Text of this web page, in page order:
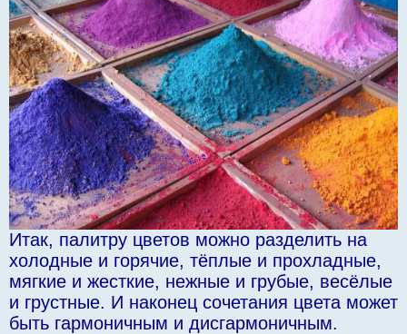
Итак, палитру цветов можно разделить на
холодные и горячие, тёплые и прохладные,
мягкие и жесткие, нежные и грубые, весёлые
и грустные. И наконец сочетания цвета может
быть гармоничным и дисгармоничным.